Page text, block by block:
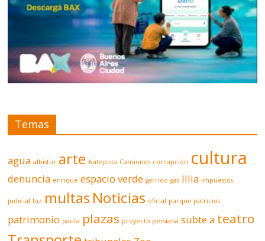
Temas
agua albistur arte Autopista Camiones corrupción cultura
denuncia enrique espacio verde garrido gas Illia impuestos
judicial luz multas Noticias oficial parque patricios
patrimonio pauta plazas proyecto persiana subte a teatro